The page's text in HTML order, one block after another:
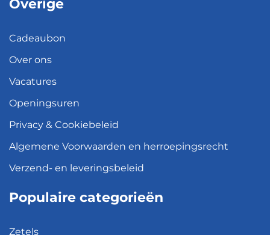
Overige
Cadeaubon
Over ons
Vacatures
Openingsuren
Privacy & Cookiebeleid
Algemene Voorwaarden en herroepingsrecht
Verzend- en leveringsbeleid
Populaire categorieën
Zetels